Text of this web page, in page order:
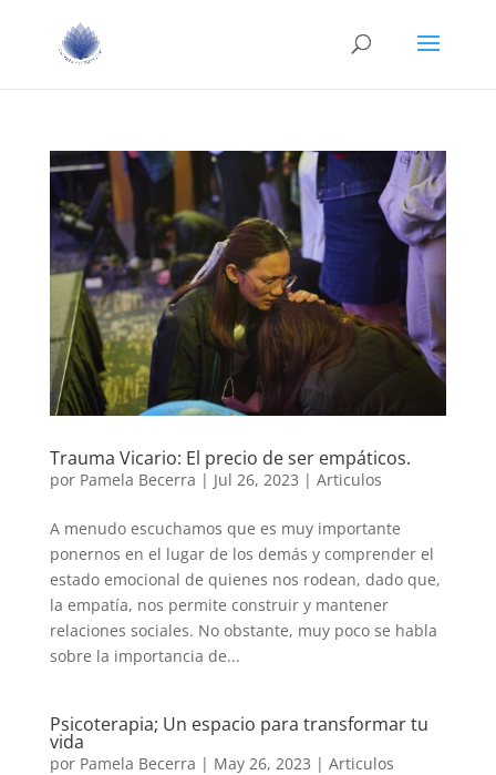
Trauma Vicario: El precio de ser empáticos.
por Pamela Becerra | Jul 26, 2023 | Articulos
A menudo escuchamos que es muy importante
ponernos en el lugar de los demás y comprender el
estado emocional de quienes nos rodean, dado que,
la empatía, nos permite construir y mantener
relaciones sociales. No obstante, muy poco se habla
sobre la importancia de...
Psicoterapia; Un espacio para transformar tu
vida
por Pamela Becerra | May 26, 2023 | Articulos